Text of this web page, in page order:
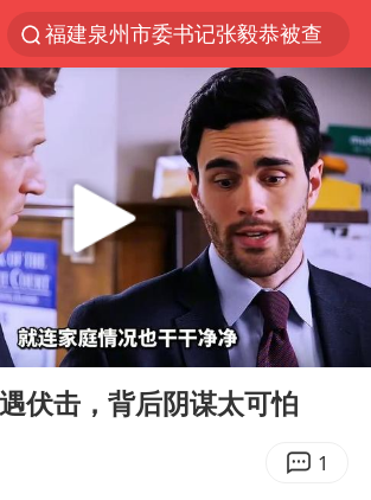
福建泉州市委书记张毅恭被查
我国货物贸易进出口超30万亿元
曝韩国足协为外籍裁判员安排色情招待
向鹏0-3不敌张本智和
佛山通报笔试前13被淘汰后5名进体检
“新疆阿勒泰八月能滑雪”不实
广东雷州通报特教老师招聘违规事件
“立秋的第一杯奶茶”又爆单了
陈幸同晋级WTT横滨冠军赛8强
07:45
伏击，背后阴谋太可怕
1